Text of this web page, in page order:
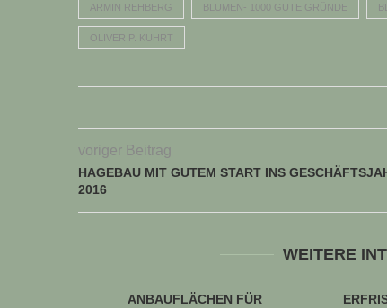
ARMIN REHBERG BLUMEN- 1000 GUTE GRÜNDE
OLIVER P. KUHRT
voriger Beitrag
HAGEBAU MIT GUTEM START INS
2016
WEITERE
ANBAUFLÄCHEN FÜR